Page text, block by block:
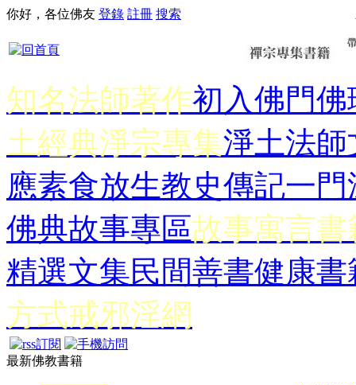
你好，各位佛友 登錄 註冊 搜索
知名法師著作初入佛門佛
土經典淨宗專集淨土法師
應素食放生教史傳記一門
佛典故事專區故事寓言書
精選文集民間善書健康書
方式戒邪淫網
最新佛教書籍